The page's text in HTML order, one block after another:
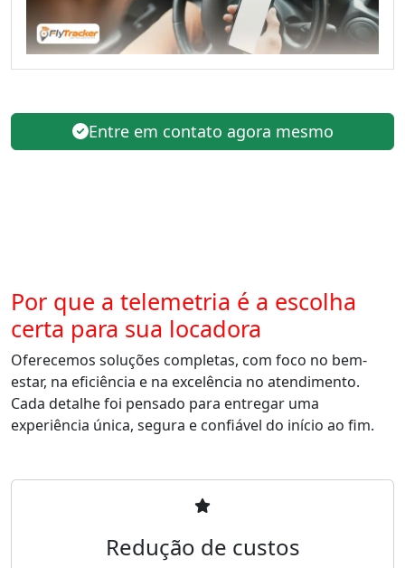
Entre em contato agora mesmo
Por que a telemetria é a escolha
certa para sua locadora
Oferecemos soluções completas, com foco no bem-
estar, na eficiência e na excelência no atendimento.
Cada detalhe foi pensado para entregar uma
experiência única, segura e confiável do início ao fim.
Redução de custos